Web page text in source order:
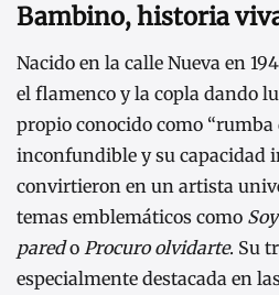
Bambino, historia
Nacido en la calle Nueva en
el flamenco y la copla dando
propio conocido como “rumba
inconfundible y su capacidad
convirtieron en un artista
temas emblemáticos como
paredo Procuro olvidarte. Su
especialmente destacada en